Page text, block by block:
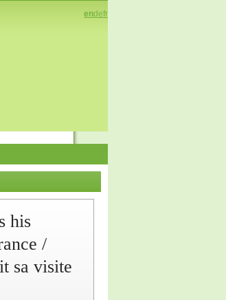
endefr
his
/
sa visite